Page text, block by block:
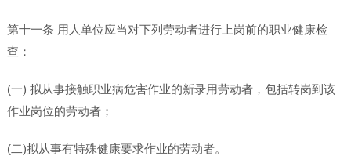
第十一条 用人单位应当对下列劳动者进行上岗前的职业健康检
查：
(一) 拟从事接触职业病危害作业的新录用劳动者，包括转岗到该
作业岗位的劳动者；
(二)拟从事有特殊健康要求作业的劳动者。